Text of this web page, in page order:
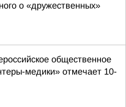
о «дружественных»
общественное
медики» отмечает 10-